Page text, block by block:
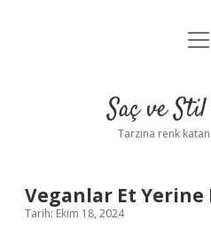
Yasal
Saç ve
Tarzına renk
Veganlar Et Yerine
Tarih: Ekim 18, 2024